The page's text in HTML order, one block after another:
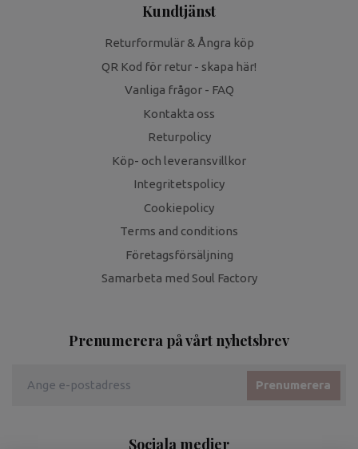
Kundtjänst
Returformulär & Ångra köp
QR Kod för retur - skapa här!
Vanliga frågor - FAQ
Kontakta oss
Returpolicy
Köp- och leveransvillkor
Integritetspolicy
Cookiepolicy
Terms and conditions
Företagsförsäljning
Samarbeta med Soul Factory
Prenumerera på vårt nyhetsbrev
Prenumerera
Sociala medier